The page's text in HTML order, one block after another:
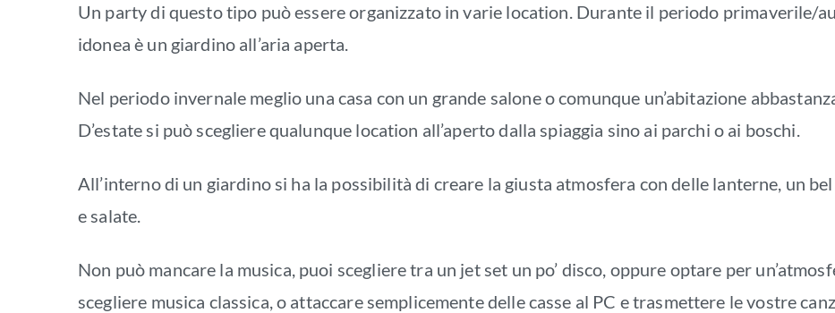
Un party di questo tipo può essere organizzato in varie location. Durante il periodo primaverile/
idonea è un giardino all’aria aperta.
Nel periodo invernale meglio una casa con un grande salone o comunque un’abitazione
D’estate si può scegliere qualunque location all’aperto dalla spiaggia sino ai parchi o ai boschi.
All’interno di un giardino si ha la possibilità di creare la giusta atmosfera con delle lanterne, un
e salate.
Non può mancare la musica, puoi scegliere tra un jet set un po’ disco, oppure optare per
scegliere musica classica, o attaccare semplicemente delle casse al PC e trasmettere le vostre